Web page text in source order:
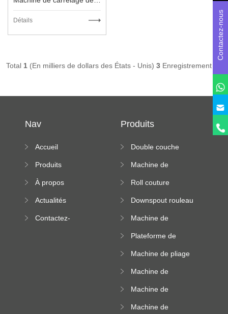
Détails
Total 1(En milliers de dollars des États - Unis) 3Enregistrement (s)
Nav
Accueil
Produits
À propos
Actualités
Contactez-
Produits
Double couche
machine
Machine de
Roll couture
machine
Downspout rouleau
Machine de
rouleau de plateau
Plateforme de
formation de
altitude
Machine de pliage
Machine de
carrée
Machine de
rouleau vitré
Machine de
Contactez-nous